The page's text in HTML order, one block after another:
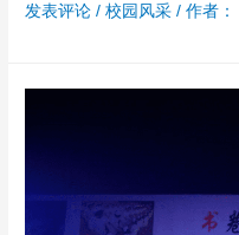
发表评论 /校园风采 / 作者：